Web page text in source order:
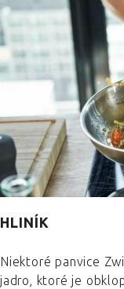
HLINÍK
Niektoré panvice
jadro, ktoré je